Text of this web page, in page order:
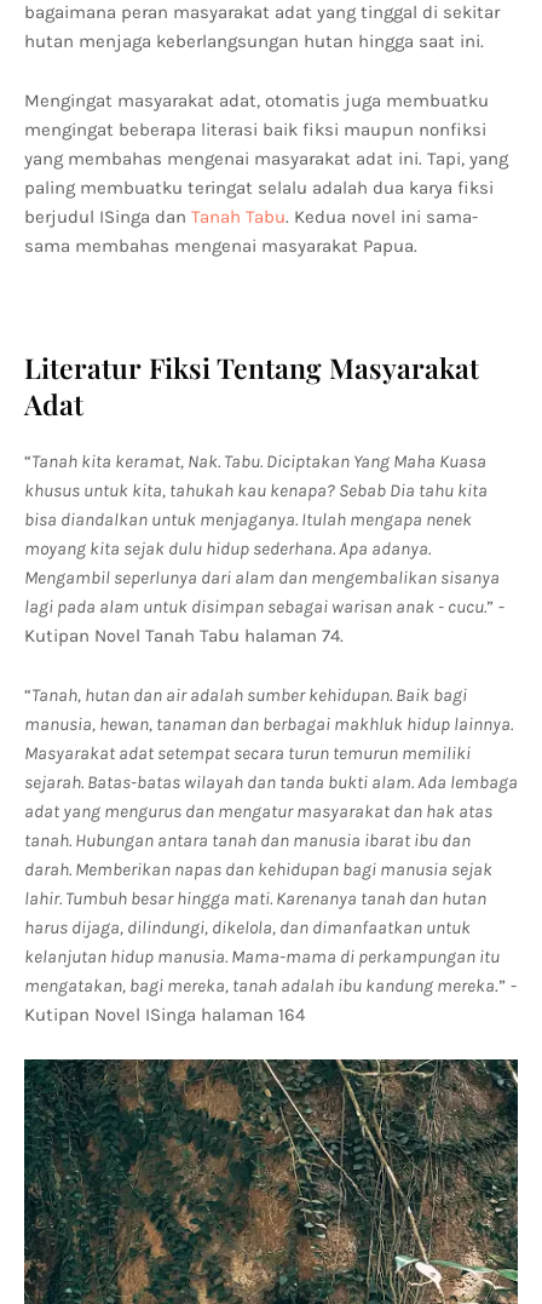
bagaimana peran masyarakat adat yang tinggal di sekitar
hutan menjaga keberlangsungan hutan hingga saat ini.
Mengingat masyarakat adat, otomatis juga membuatku
mengingat beberapa literasi baik fiksi maupun nonfiksi
yang membahas mengenai masyarakat adat ini. Tapi, yang
paling membuatku teringat selalu adalah dua karya fiksi
berjudul ISinga dan Tanah Tabu. Kedua novel ini sama-
sama membahas mengenai masyarakat Papua.
Literatur Fiksi Tentang Masyarakat
Adat
“Tanah kita keramat, Nak. Tabu. Diciptakan Yang Maha Kuasa
khusus untuk kita, tahukah kau kenapa? Sebab Dia tahu kita
bisa diandalkan untuk menjaganya. Itulah mengapa nenek
moyang kita sejak dulu hidup sederhana. Apa adanya.
Mengambil seperlunya dari alam dan mengembalikan sisanya
lagi pada alam untuk disimpan sebagai warisan anak - cucu.” -
Kutipan Novel Tanah Tabu halaman 74.
“Tanah, hutan dan air adalah sumber kehidupan. Baik bagi
manusia, hewan, tanaman dan berbagai makhluk hidup lainnya.
Masyarakat adat setempat secara turun temurun memiliki
sejarah. Batas-batas wilayah dan tanda bukti alam. Ada lembaga
adat yang mengurus dan mengatur masyarakat dan hak atas
tanah. Hubungan antara tanah dan manusia ibarat ibu dan
darah. Memberikan napas dan kehidupan bagi manusia sejak
lahir. Tumbuh besar hingga mati. Karenanya tanah dan hutan
harus dijaga, dilindungi, dikelola, dan dimanfaatkan untuk
kelanjutan hidup manusia. Mama-mama di perkampungan itu
mengatakan, bagi mereka, tanah adalah ibu kandung mereka.” -
Kutipan Novel ISinga halaman 164